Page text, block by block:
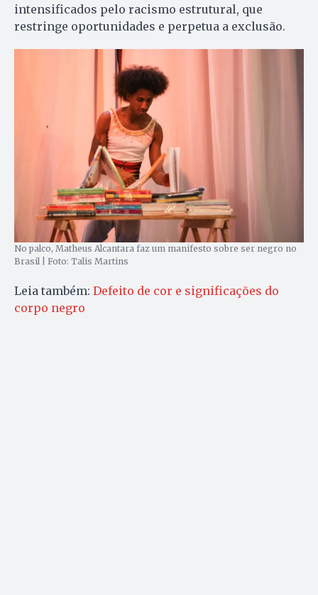
intensificados pelo racismo estrutural, que
restringe oportunidades e perpetua a exclusão.
No palco, Matheus Alcantara faz um manifesto sobre ser negro no
Brasil | Foto: Talis Martins
Leia também: Defeito de cor e significações do
corpo negro